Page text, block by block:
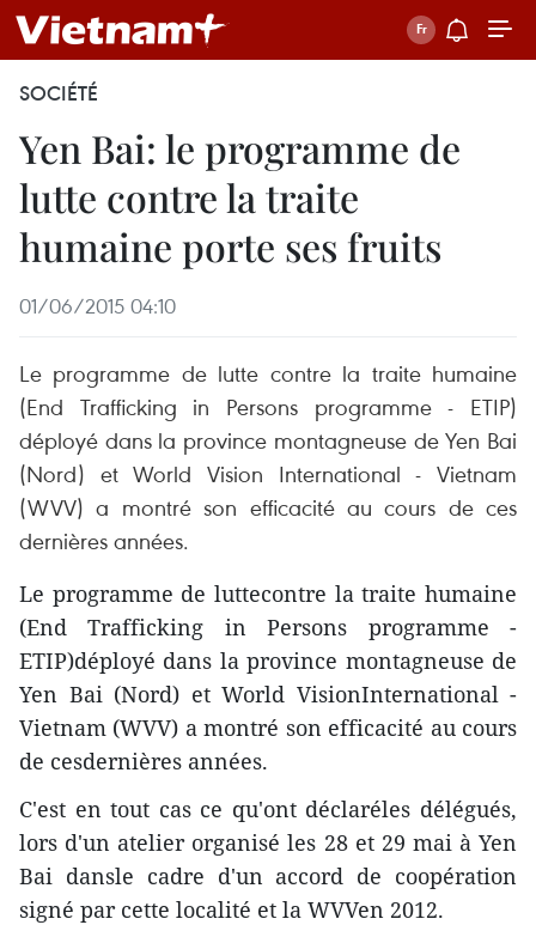
SOCIÉTÉ
Yen Bai: le programme de
lutte contre la traite
humaine porte ses fruits
01/06/2015 04:10
Le programme de lutte contre la traite humaine
(End Trafficking in Persons programme - ETIP)
déployé dans la province montagneuse de Yen Bai
(Nord) et World Vision International - Vietnam
(WVV) a montré son efficacité au cours de ces
dernières années.
Le programme de luttecontre la traite humaine
(End Trafficking in Persons programme -
ETIP)déployé dans la province montagneuse de
Yen Bai (Nord) et World VisionInternational -
Vietnam (WVV) a montré son efficacité au cours
de cesdernières années.
C'est en tout cas ce qu'ont déclaréles délégués,
lors d'un atelier organisé les 28 et 29 mai à Yen
Bai dansle cadre d'un accord de coopération
signé par cette localité et la WVVen 2012.